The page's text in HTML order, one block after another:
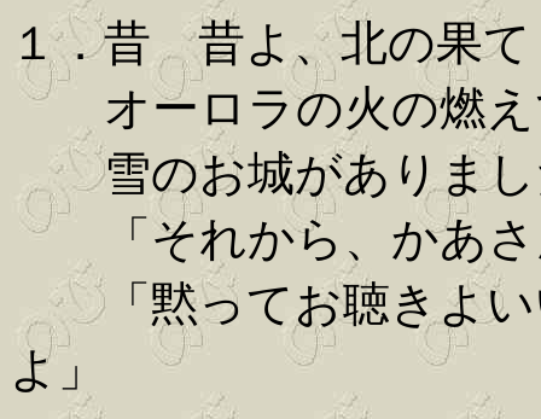
１．昔 昔よ、北の果て
オーロラの火の燃え
雪のお城がありまし
「それから、かあさ
「黙ってお聴きよい
よ」